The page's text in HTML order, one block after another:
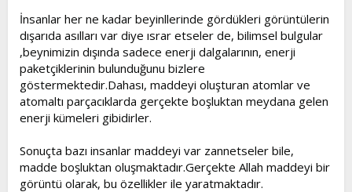
İnsanlar her ne kadar beyinllerinde gördükleri görüntülerin
dışarıda asılları var diye ısrar etseler de, bilimsel bulgular
,beynimizin dışında sadece enerji dalgalarının, enerji
paketçiklerinin bulunduğunu bizlere
göstermektedir.Dahası, maddeyi oluşturan atomlar ve
atomaltı parçacıklarda gerçekte boşluktan meydana gelen
enerji kümeleri gibidirler.
Sonuçta bazı insanlar maddeyi var zannetseler bile,
madde boşluktan oluşmaktadır.Gerçekte Allah maddeyi bir
görüntü olarak, bu özellikler ile yaratmaktadır.